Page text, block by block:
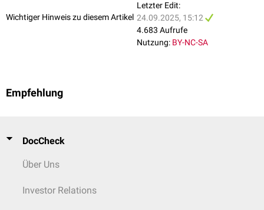
Wichtiger Hinweis zu diesem Artikel
Letzter Edit:
24.09.2025, 15:12
4.683 Aufrufe
Nutzung: BY-NC-SA
Empfehlung
DocCheck
Über Uns
Investor Relations